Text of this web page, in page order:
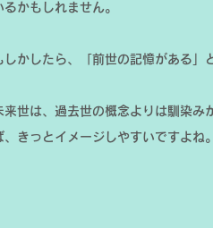
るかもしれません。
しかしたら、「前世の記憶がある」
来世は、過去世の概念よりは馴染み
、きっとイメージしやすいですよね。